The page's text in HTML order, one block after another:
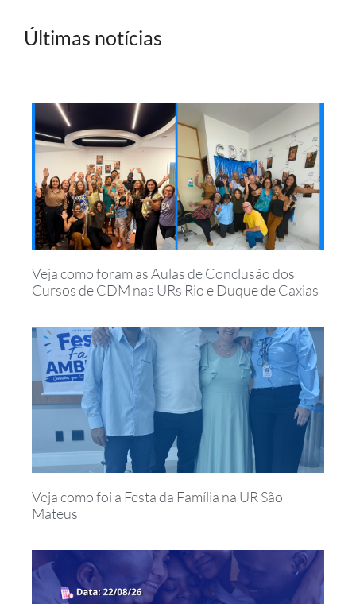
Últimas notícias
Veja como foram as Aulas de Conclusão dos
Cursos de CDM nas URs Rio e Duque de Caxias
Veja como foi a Festa da Família na UR São
Mateus